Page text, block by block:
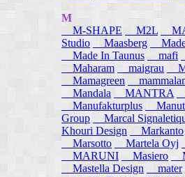
M
M-SHAPE
M2L
Studio
Maasberg
Made In Taunus
mafi
Maharam
maigrau
Mamagreen
Mandala
MANTRA
Manufakturplus
Group
Marcal
Khouri Design
Markanto
Marsotto
Martela Oyj
MARUNI
Masiero
Mastella Design
mater